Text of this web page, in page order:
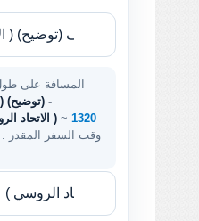
المسافة على
(توضيح) (
Chudovo ( الاتحاد الروسي ) ~ 1320